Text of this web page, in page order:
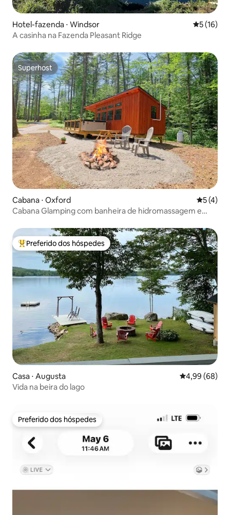
Hotel-fazenda ⋅ Windsor 5 de uma
5 (16)
A casinha na Fazenda Pleasant Ridge
Superhost
Superhost
Cabana ⋅ Oxford 5 de
5 (4)
Cabana Glamping com banheira de hidromassagem e
Entre os melhores preferidos dos hóspedes
Preferido dos hóspedes
Casa ⋅ Augusta 4,99 de uma
4,99 (68)
Vida na beira do lago
Preferido dos hóspedes
Preferido dos hóspedes